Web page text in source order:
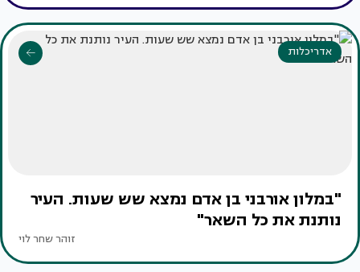
אדריכלות
"במלון אורבני בן אדם נמצא שש שעות. העיר
נותנת את כל השאר"
זוהר שחר לוי